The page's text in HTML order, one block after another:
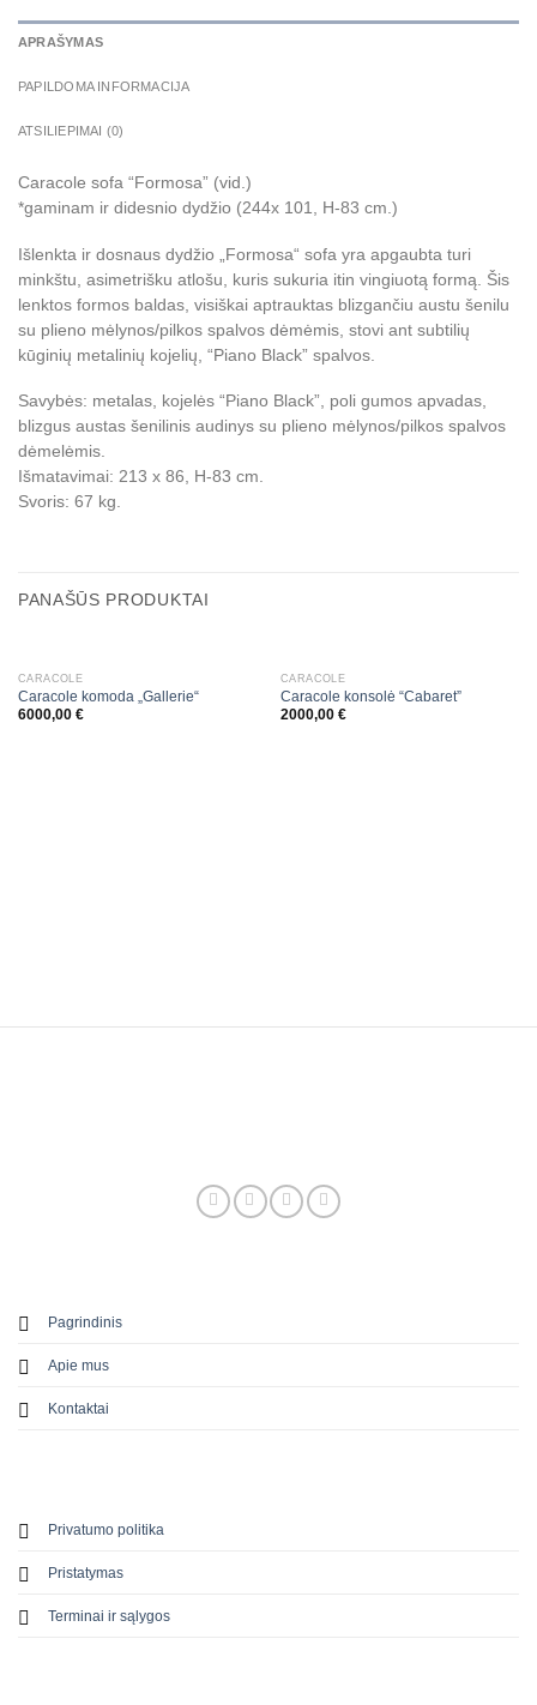
APRAŠYMAS
PAPILDOMA INFORMACIJA
ATSILIEPIMAI (0)
Caracole sofa “Formosa” (vid.)
*gaminam ir didesnio dydžio (244x 101, H-83 cm.)
Išlenkta ir dosnaus dydžio „Formosa“ sofa yra apgaubta turi
minkštu, asimetrišku atlošu, kuris sukuria itin vingiuotą formą. Šis
lenktos formos baldas, visiškai aptrauktas blizgančiu austu šenilu
su plieno mėlynos/pilkos spalvos dėmėmis, stovi ant subtilių
kūginių metalinių kojelių, “Piano Black” spalvos.
Savybės: metalas, kojelės “Piano Black”, poli gumos apvadas,
blizgus austas šenilinis audinys su plieno mėlynos/pilkos spalvos
dėmelėmis.
Išmatavimai: 213 x 86, H-83 cm.
Svoris: 67 kg.
PANAŠŪS PRODUKTAI
CARACOLE
Caracole komoda „Gallerie“
6000,00 €
CARACOLE
Caracole konsolė “Cabaret”
2000,00 €
Pagrindinis
Apie mus
Kontaktai
Privatumo politika
Pristatymas
Terminai ir sąlygos